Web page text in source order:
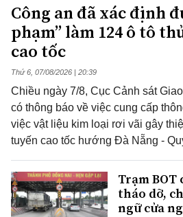
Công an đã xác định
phạm” làm 124 ô tô
cao tốc
Thứ 6, 07/08/2026 | 20:39
Chiều ngày 7/8, Cục Cảnh sát
có thông báo về việc cung cấp
việc vật liệu kim loại rơi vãi gây
tuyến cao tốc hướng Đà Nẵng -
Trạm BOT
tháo dỡ,
ngữ cửa